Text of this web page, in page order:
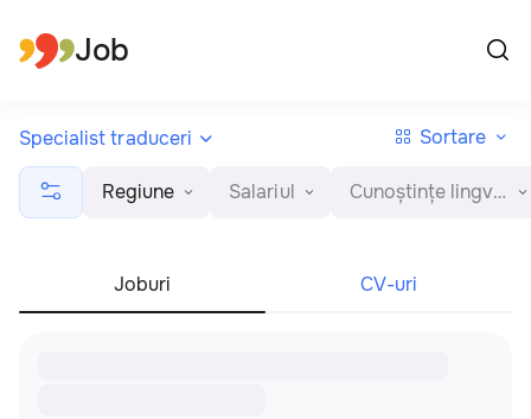
Job
Joburi CV-uri
Regiune Salariul Cunoștințe lingvistice
Specialist traduceri Sortare